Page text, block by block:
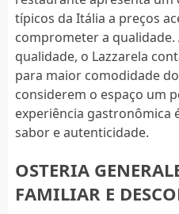
típicos da Itália a preços
comprometer a qualidade.
qualidade, o Lazzarela
para maior comodidade
considerem o espaço um
experiência gastronômica
sabor e autenticidade.
OSTERIA
FAMILIAR E